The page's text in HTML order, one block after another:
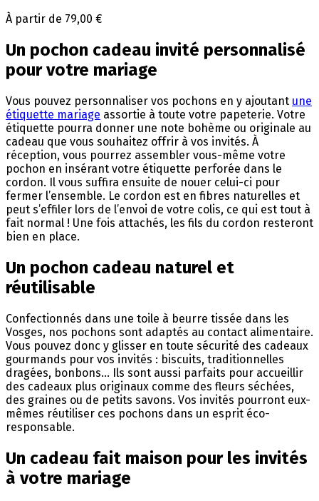
À partir de 79,00 €
Un pochon cadeau invité personnalisé
pour votre mariage
Vous pouvez personnaliser vos pochons en y ajoutant une
étiquette mariage assortie à toute votre papeterie. Votre
étiquette pourra donner une note bohème ou originale au
cadeau que vous souhaitez offrir à vos invités. À
réception, vous pourrez assembler vous-même votre
pochon en insérant votre étiquette perforée dans le
cordon. Il vous suffira ensuite de nouer celui-ci pour
fermer l’ensemble. Le cordon est en fibres naturelles et
peut s’effiler lors de l’envoi de votre colis, ce qui est tout à
fait normal ! Une fois attachés, les fils du cordon resteront
bien en place.
Un pochon cadeau naturel et
réutilisable
Confectionnés dans une toile à beurre tissée dans les
Vosges, nos pochons sont adaptés au contact alimentaire.
Vous pouvez donc y glisser en toute sécurité des cadeaux
gourmands pour vos invités : biscuits, traditionnelles
dragées, bonbons… Ils sont aussi parfaits pour accueillir
des cadeaux plus originaux comme des fleurs séchées,
des graines ou de petits savons. Vos invités pourront eux-
mêmes réutiliser ces pochons dans un esprit éco-
responsable.
Un cadeau fait maison pour les invités
à votre mariage